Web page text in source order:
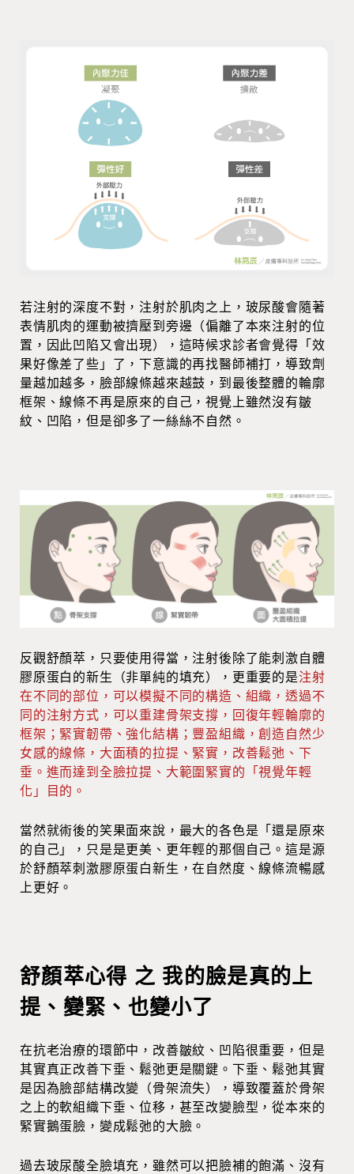
若注射的深度不對，注射於肌肉之上，玻尿酸會隨著
表情肌肉的運動被擠壓到旁邊（偏離了本來注射的位
置，因此凹陷又會出現），這時候求診者會覺得「效
果好像差了些」了，下意識的再找醫師補打，導致劑
量越加越多，臉部線條越來越鼓，到最後整體的輪廓
框架、線條不再是原來的自己，視覺上雖然沒有皺
紋、凹陷，但是卻多了一絲絲不自然。
反觀舒顏萃，只要使用得當，注射後除了能刺激自體
膠原蛋白的新生（非單純的填充），更重要的是注射
在不同的部位，可以模擬不同的構造、組織，透過不
同的注射方式，可以重建骨架支撐，回復年輕輪廓的
框架；緊實韌帶、強化結構；豐盈組織，創造自然少
女感的線條，大面積的拉提、緊實，改善鬆弛、下
垂。進而達到全臉拉提、大範圍緊實的「視覺年輕
化」目的。
當然就術後的笑果面來說，最大的各色是「還是原來
的自己」，只是是更美、更年輕的那個自己。這是源
於舒顏萃刺激膠原蛋白新生，在自然度、線條流暢感
上更好。
舒顏萃心得 之 我的臉是真的上
提、變緊、也變小了
在抗老治療的環節中，改善皺紋、凹陷很重要，但是
其實真正改善下垂、鬆弛更是關鍵。下垂、鬆弛其實
是因為臉部結構改變（骨架流失），導致覆蓋於骨架
之上的軟組織下垂、位移，甚至改變臉型，從本來的
緊實鵝蛋臉，變成鬆弛的大臉。
過去玻尿酸全臉填充，雖然可以把臉補的飽滿、沒有